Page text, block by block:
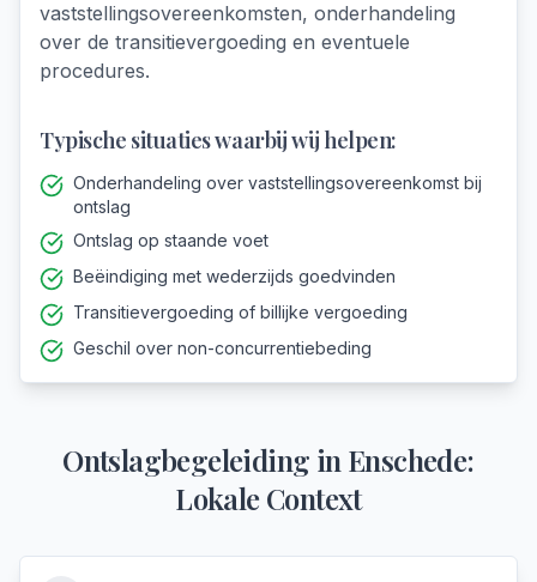
vaststellingsovereenkomsten, onderhandeling
over de transitievergoeding en eventuele
procedures.
Typische situaties waarbij wij helpen:
Onderhandeling over vaststellingsovereenkomst bij
ontslag
Ontslag op staande voet
Beëindiging met wederzijds goedvinden
Transitievergoeding of billijke vergoeding
Geschil over non-concurrentiebeding
Ontslagbegeleiding in Enschede:
Lokale Context